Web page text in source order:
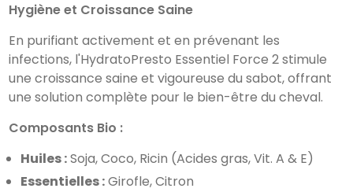
Hygiène et Croissance Saine
En purifiant activement et en prévenant les
infections, l'HydratoPresto Essentiel Force 2 stimule
une croissance saine et vigoureuse du sabot, offrant
une solution complète pour le bien-être du cheval.
Composants Bio :
Huiles :Soja, Coco, Ricin (Acides gras, Vit. A & E)
Essentielles :Girofle, Citron